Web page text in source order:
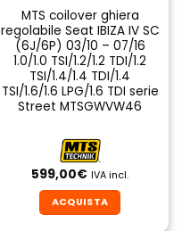
MTS coilover ghiera
regolabile Seat IBIZA IV SC
(6J/6P) 03/10 – 07/16
1.0/1.0 TSI/1.2/1.2 TDI/1.2
TSI/1.4/1.4 TDI/1.4
TSI/1.6/1.6 LPG/1.6 TDI serie
Street MTSGWVW46
599,00€ IVA incl.
ACQUISTA